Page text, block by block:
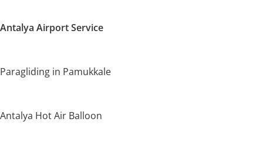
Antalya Airport Service
Paragliding in Pamukkale
Antalya Hot Air Balloon